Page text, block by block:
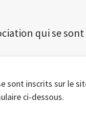
qui se
inscrits sur le
ci-dessous.